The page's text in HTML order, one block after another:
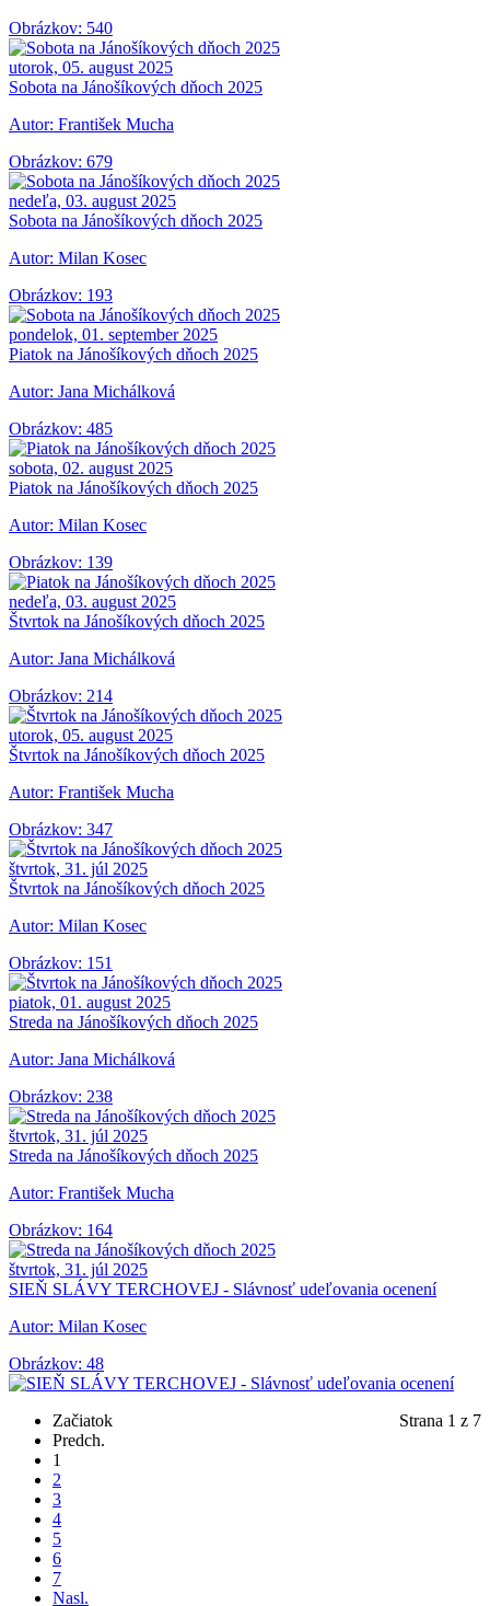
Obrázkov: 540
utorok, 05. august 2025
Sobota na Jánošíkových dňoch 2025
Autor: František Mucha
Obrázkov: 679
nedeľa, 03. august 2025
Sobota na Jánošíkových dňoch 2025
Autor: Milan Kosec
Obrázkov: 193
pondelok, 01. september 2025
Piatok na Jánošíkových dňoch 2025
Autor: Jana Michálková
Obrázkov: 485
sobota, 02. august 2025
Piatok na Jánošíkových dňoch 2025
Autor: Milan Kosec
Obrázkov: 139
nedeľa, 03. august 2025
Štvrtok na Jánošíkových dňoch 2025
Autor: Jana Michálková
Obrázkov: 214
utorok, 05. august 2025
Štvrtok na Jánošíkových dňoch 2025
Autor: František Mucha
Obrázkov: 347
štvrtok, 31. júl 2025
Štvrtok na Jánošíkových dňoch 2025
Autor: Milan Kosec
Obrázkov: 151
piatok, 01. august 2025
Streda na Jánošíkových dňoch 2025
Autor: Jana Michálková
Obrázkov: 238
štvrtok, 31. júl 2025
Streda na Jánošíkových dňoch 2025
Autor: František Mucha
Obrázkov: 164
štvrtok, 31. júl 2025
SIEŇ SLÁVY TERCHOVEJ - Slávnosť udeľovania ocenení
Autor: Milan Kosec
Obrázkov: 48
Strana 1 z 7
Začiatok
Predch.
1
2
3
4
5
6
7
Nasl.